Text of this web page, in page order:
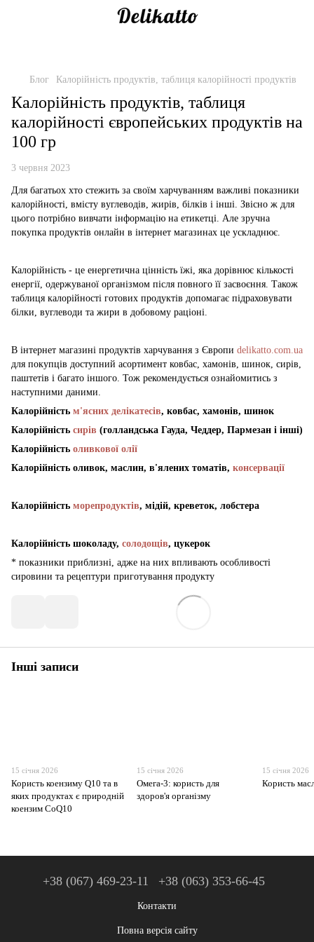
Блог Калорійність продуктів, таблиця калорійності продуктів
Калорійність продуктів, таблиця
калорійності європейських продуктів на
100 гр
3 червня 2023
Для багатьох хто стежить за своїм харчуванням важливі показники
калорійності, вмісту вуглеводів, жирів, білків і інші. Звісно ж для
цього потрібно вивчати інформацію на етикетці. Але зручна
покупка продуктів онлайн в інтернет магазинах це ускладнює.
Калорійність - це енергетична цінність їжі, яка дорівнює кількості
енергії, одержуваної організмом після повного її засвоєння. Також
таблиця калорійності готових продуктів допомагає підраховувати
білки, вуглеводи та жири в добовому раціоні.
В інтернет магазині продуктів харчування з Європи delikatto.com.ua
для покупців доступний асортимент ковбас, хамонів, шинок, сирів,
паштетів і багато іншого. Тож рекомендується ознайомитись з
наступними даними.
Калорійність м'ясних делікатесів, ковбас, хамонів, шинок
Калорійність сирів (голландська Гауда, Чеддер, Пармезан і інші)
Калорійність оливкової олії
Калорійність оливок, маслин, в'ялених томатів, консервації
Калорійність морепродуктів, мідій, креветок, лобстера
Калорійність шоколаду, солодощів, цукерок
* показники приблизні, адже на них впливають особливості
сировини та рецептури приготування продукту
Інші записи
15 січня 2026
Користь коензиму Q10 та в
яких продуктах є природній
коензим CoQ10
15 січня 2026
Омега-3: користь для
здоров'я організму
15 січня 2026
Користь
+38 (067) 469-23-11 +38 (063) 353-66-45
Контакти
Повна версія сайту